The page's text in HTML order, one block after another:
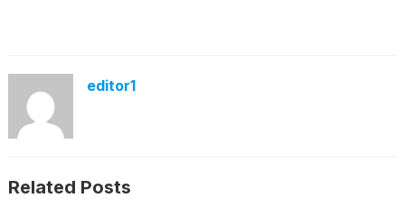
editor1
Related Posts